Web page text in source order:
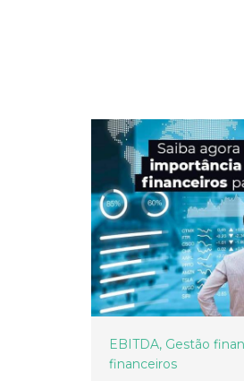
EBITDA, Gestão
financeiros